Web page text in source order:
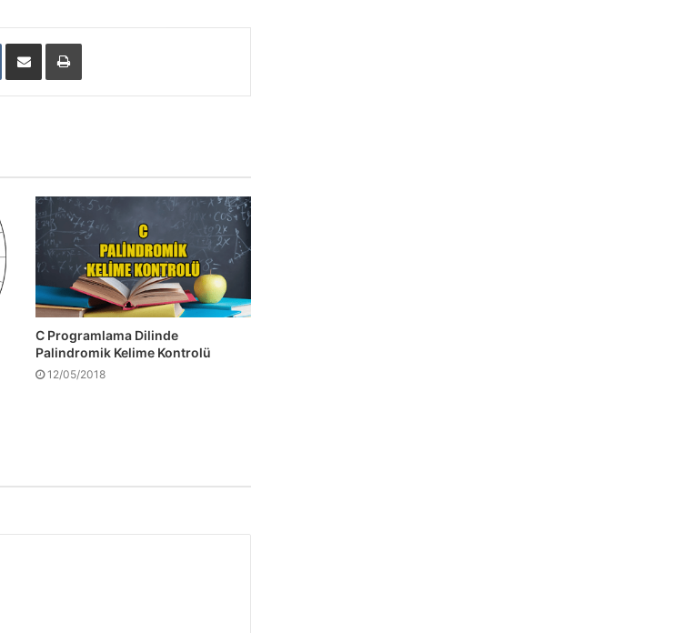
VKontakteE-Posta ile paylaş Yazdır
C Programlama Dilinde
Palindromik Kelime Kontrolü
12/05/2018